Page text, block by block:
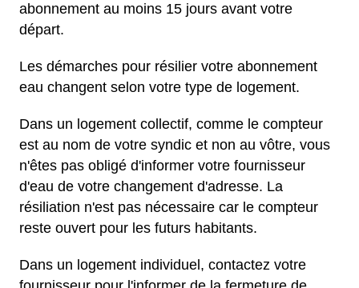
abonnement au moins 15 jours avant votre
départ.
Les démarches pour résilier votre abonnement
eau changent selon votre type de logement.
Dans un logement collectif, comme le compteur
est au nom de votre syndic et non au vôtre, vous
n'êtes pas obligé d'informer votre fournisseur
d'eau de votre changement d'adresse. La
résiliation n'est pas nécessaire car le compteur
reste ouvert pour les futurs habitants.
Dans un logement individuel, contactez votre